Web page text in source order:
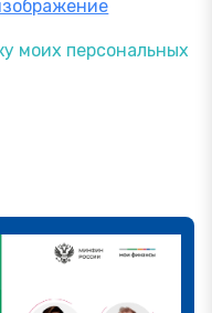
моих персональных